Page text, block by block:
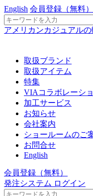
English 会員登録 （無料）
アメリカンカジュアル
取扱ブランド
取扱アイテム
特集
VIAコラボレーシ
加工サービス
お知らせ
会社案内
ショールームのご
お問合せ
English
会員登録 （無料）
発注システム ログイン